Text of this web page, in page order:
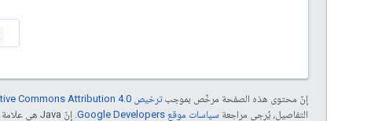
إنّ محتوى هذه الصفحة مرخّص بموجبترخيص Creative Commons Attribution 4.0‏
التفاصيل، يُرجى مراجعة سياسات موقع Google Developers‏ . إنّ Java هي علامة تجارية مسجَّلة لشركة Oracle و/أو شركائها التابعين.